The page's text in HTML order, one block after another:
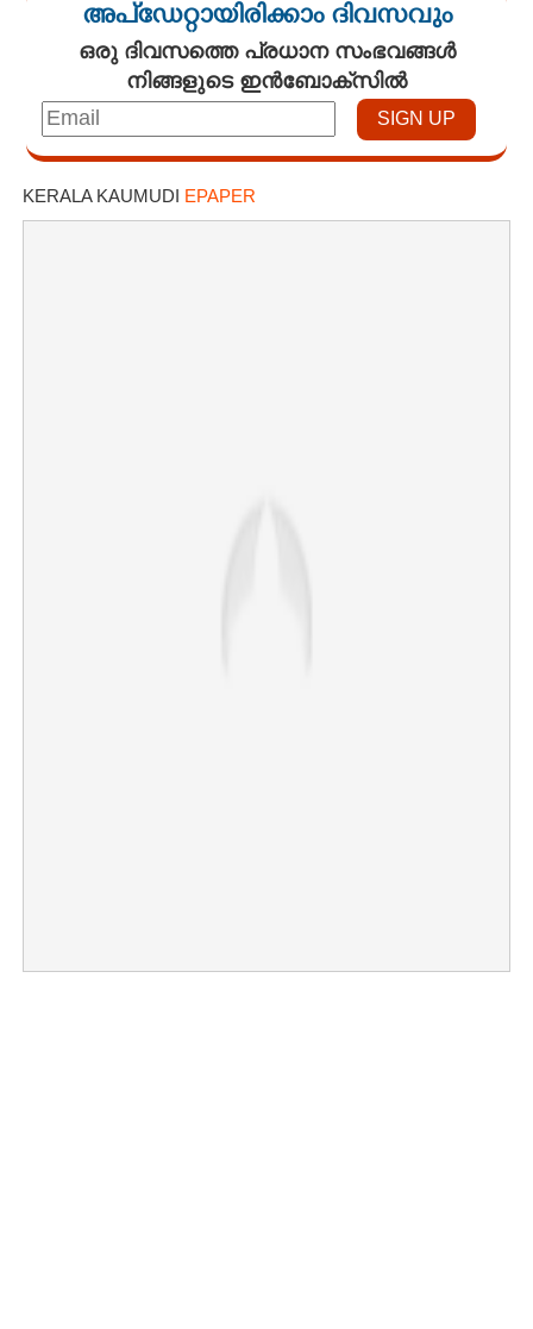
അപ്ഡേറ്റായിരിക്കാം ദിവസവും
ഒരു ദിവസത്തെ പ്രധാന സംഭവങ്ങൾ
നിങ്ങളുടെ ഇൻബോക്സിൽ
KERALA KAUMUDI EPAPER